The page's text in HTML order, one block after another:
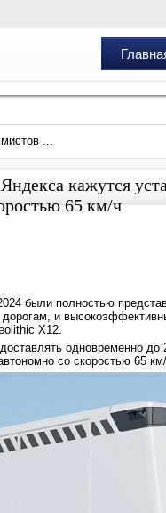
...
кажутся
65 км/ч
были полностью
и
X12.
одновременно
со скоростью 65